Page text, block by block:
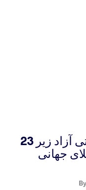
نایب قهرمانی ایران در کشتی آزاد زیر 23
جهانی